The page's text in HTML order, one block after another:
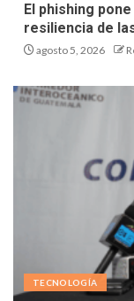
El phishing
resiliencia de
agosto 5, 2026
TECNOLOGÍA